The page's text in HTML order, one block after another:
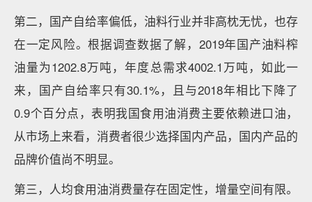
第二，国产自给率偏低，油料行业并非高枕无忧，也存
在一定风险。根据调查数据了解，2019年国产油料榨
油量为1202.8万吨，年度总需求4002.1万吨，如此一
来，国产自给率只有30.1%，且与2018年相比下降了
0.9个百分点，表明我国食用油消费主要依赖进口油，
从市场上来看，消费者很少选择国内产品，国内产品的
品牌价值尚不明显。
第三，人均食用油消费量存在固定性，增量空间有限。